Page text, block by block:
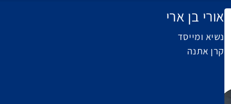
אורי בן ארי
נשיא ומייסד
קרן אתנה